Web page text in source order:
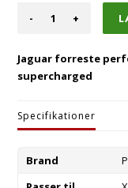
- +
Jaguar forreste
supercharged
Specifikationer
Brand